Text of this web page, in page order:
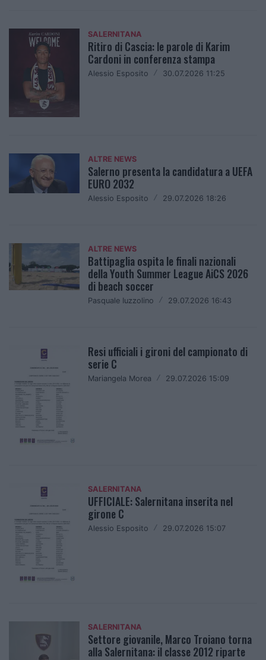
SALERNITANA
Ritiro di Cascia: le parole di Karim
Cardoni in conferenza stampa
Alessio Esposito / 30.07.2026 11:25
ALTRE NEWS
Salerno presenta la candidatura a UEFA
EURO 2032
Alessio Esposito / 29.07.2026 18:26
ALTRE NEWS
Battipaglia ospita le finali nazionali
della Youth Summer League AiCS 2026
di beach soccer
Pasquale Iuzzolino / 29.07.2026 16:43
Resi ufficiali i gironi del campionato di
serie C
Mariangela Morea / 29.07.2026 15:09
SALERNITANA
UFFICIALE: Salernitana inserita nel
girone C
Alessio Esposito / 29.07.2026 15:07
SALERNITANA
Settore giovanile, Marco Troiano torna
alla Salernitana: il classe 2012 riparte